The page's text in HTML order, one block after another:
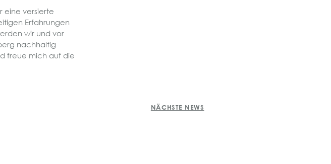
eine versierte
Erfahrungen
wir und vor
nachhaltig
freue mich auf die
NÄCHSTE NEWS